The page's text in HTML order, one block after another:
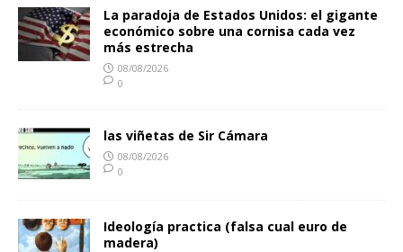
La paradoja de Estados Unidos: el gigante
económico sobre una cornisa cada vez
más estrecha
08/08/2026
0
las viñetas de Sir Cámara
08/08/2026
0
Ideología practica (falsa cual euro de
madera)